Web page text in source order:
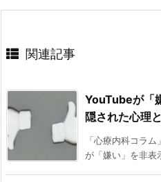
関連記事
YouTubeが「
隠された心理
「心療内科コラ
が「嫌い」を非表